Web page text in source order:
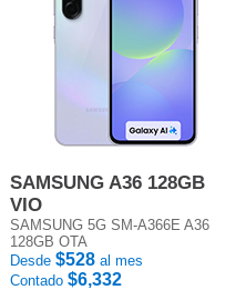
SAMSUNG A36 128GB
VIO
SAMSUNG 5G SM-A366E A36
128GB OTA
Desde $528 al mes
Contado $6,332